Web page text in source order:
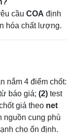
cầu COA định
hóa chất lượng.
nắm 4 điểm chốt:
báo giá; (2)test
giá theo net
nguồn cung phù
cho ổn định.